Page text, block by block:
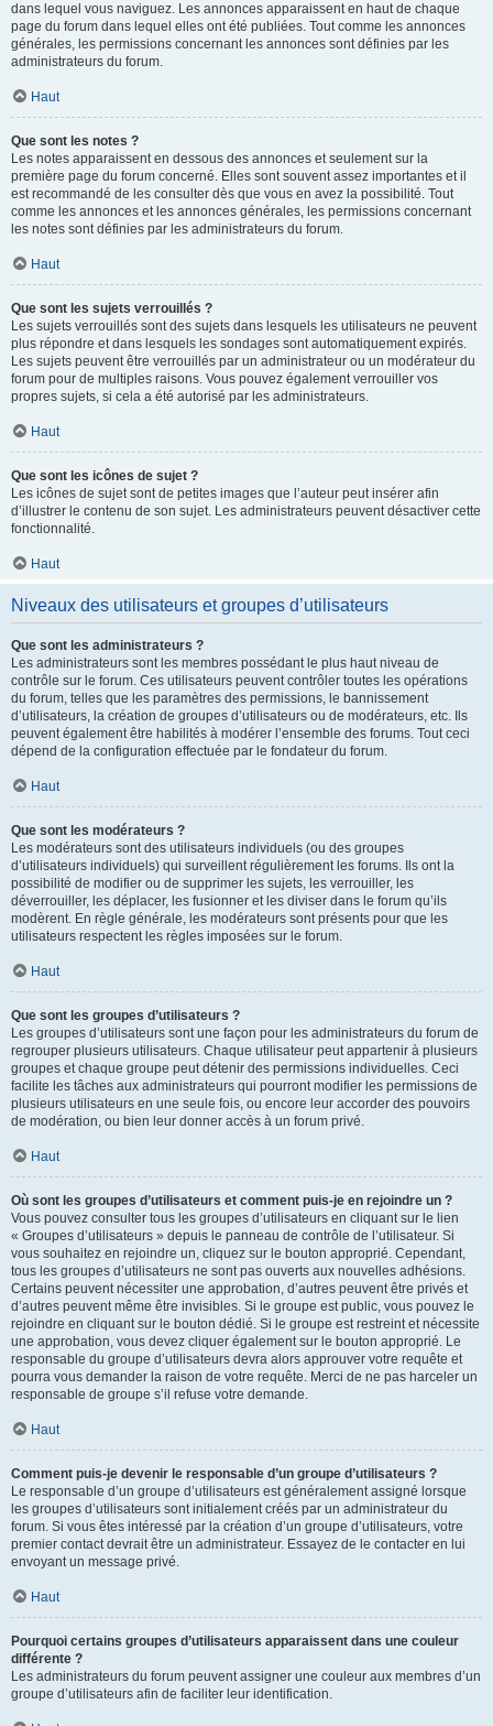
dans lequel vous naviguez. Les annonces apparaissent en haut de chaque
page du forum dans lequel elles ont été publiées. Tout comme les annonces
générales, les permissions concernant les annonces sont définies par les
administrateurs du forum.
Haut
Que sont les notes ?
Les notes apparaissent en dessous des annonces et seulement sur la
première page du forum concerné. Elles sont souvent assez importantes et il
est recommandé de les consulter dès que vous en avez la possibilité. Tout
comme les annonces et les annonces générales, les permissions concernant
les notes sont définies par les administrateurs du forum.
Haut
Que sont les sujets verrouillés ?
Les sujets verrouillés sont des sujets dans lesquels les utilisateurs ne peuvent
plus répondre et dans lesquels les sondages sont automatiquement expirés.
Les sujets peuvent être verrouillés par un administrateur ou un modérateur du
forum pour de multiples raisons. Vous pouvez également verrouiller vos
propres sujets, si cela a été autorisé par les administrateurs.
Haut
Que sont les icônes de sujet ?
Les icônes de sujet sont de petites images que l’auteur peut insérer afin
d’illustrer le contenu de son sujet. Les administrateurs peuvent désactiver cette
fonctionnalité.
Haut
Niveaux des utilisateurs et groupes d’utilisateurs
Que sont les administrateurs ?
Les administrateurs sont les membres possédant le plus haut niveau de
contrôle sur le forum. Ces utilisateurs peuvent contrôler toutes les opérations
du forum, telles que les paramètres des permissions, le bannissement
d’utilisateurs, la création de groupes d’utilisateurs ou de modérateurs, etc. Ils
peuvent également être habilités à modérer l’ensemble des forums. Tout ceci
dépend de la configuration effectuée par le fondateur du forum.
Haut
Que sont les modérateurs ?
Les modérateurs sont des utilisateurs individuels (ou des groupes
d’utilisateurs individuels) qui surveillent régulièrement les forums. Ils ont la
possibilité de modifier ou de supprimer les sujets, les verrouiller, les
déverrouiller, les déplacer, les fusionner et les diviser dans le forum qu’ils
modèrent. En règle générale, les modérateurs sont présents pour que les
utilisateurs respectent les règles imposées sur le forum.
Haut
Que sont les groupes d’utilisateurs ?
Les groupes d’utilisateurs sont une façon pour les administrateurs du forum de
regrouper plusieurs utilisateurs. Chaque utilisateur peut appartenir à plusieurs
groupes et chaque groupe peut détenir des permissions individuelles. Ceci
facilite les tâches aux administrateurs qui pourront modifier les permissions de
plusieurs utilisateurs en une seule fois, ou encore leur accorder des pouvoirs
de modération, ou bien leur donner accès à un forum privé.
Haut
Où sont les groupes d’utilisateurs et comment puis-je en rejoindre un ?
Vous pouvez consulter tous les groupes d’utilisateurs en cliquant sur le lien
« Groupes d’utilisateurs » depuis le panneau de contrôle de l’utilisateur. Si
vous souhaitez en rejoindre un, cliquez sur le bouton approprié. Cependant,
tous les groupes d’utilisateurs ne sont pas ouverts aux nouvelles adhésions.
Certains peuvent nécessiter une approbation, d’autres peuvent être privés et
d’autres peuvent même être invisibles. Si le groupe est public, vous pouvez le
rejoindre en cliquant sur le bouton dédié. Si le groupe est restreint et nécessite
une approbation, vous devez cliquer également sur le bouton approprié. Le
responsable du groupe d’utilisateurs devra alors approuver votre requête et
pourra vous demander la raison de votre requête. Merci de ne pas harceler un
responsable de groupe s’il refuse votre demande.
Haut
Comment puis-je devenir le responsable d’un groupe d’utilisateurs ?
Le responsable d’un groupe d’utilisateurs est généralement assigné lorsque
les groupes d’utilisateurs sont initialement créés par un administrateur du
forum. Si vous êtes intéressé par la création d’un groupe d’utilisateurs, votre
premier contact devrait être un administrateur. Essayez de le contacter en lui
envoyant un message privé.
Haut
Pourquoi certains groupes d’utilisateurs apparaissent dans une couleur
différente ?
Les administrateurs du forum peuvent assigner une couleur aux membres d’un
groupe d’utilisateurs afin de faciliter leur identification.